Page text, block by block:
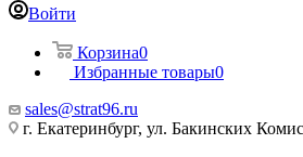
Войти
Корзина0
Избранные товары0
sales@strat96.ru
г. Екатеринбург, ул. Бакинских